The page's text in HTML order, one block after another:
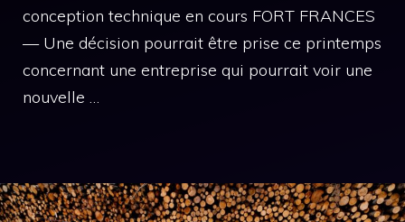
conception technique en cours FORT FRANCES
— Une décision pourrait être prise ce printemps
concernant une entreprise qui pourrait voir une
nouvelle …